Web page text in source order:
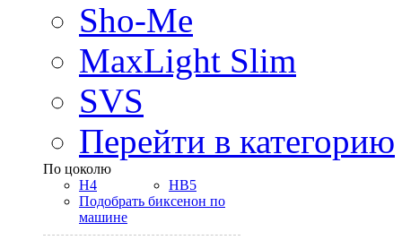
Sho-Me
MaxLight Slim
SVS
Перейти в категорию
По цоколю
H4
HB5
Подобрать биксенон по
машине